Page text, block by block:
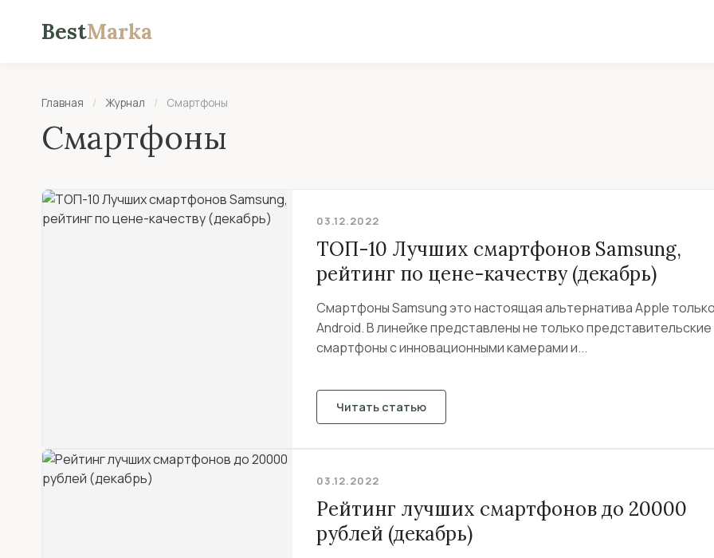
BestMarka
Главная / Журнал / Смартфоны
Смартфоны
03.12.2022
ТОП-10 Лучших смартфонов Samsung,
рейтинг по цене-качеству (декабрь)
Смартфоны Samsung это настоящая альтернатива Apple
Android. В линейке представлены не только представительские
смартфоны с инновационными камерами и...
Читать статью
03.12.2022
Рейтинг лучших смартфонов до 20000
рублей (декабрь)